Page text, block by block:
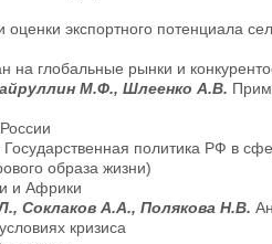
экспортного потенциала
на глобальные рынки и
М.Ф., Шлеенко А.В.
Государственная политика РФ в
образа жизни)
и Африки
Соклаков А.А., Полякова Н.В.
кризиса